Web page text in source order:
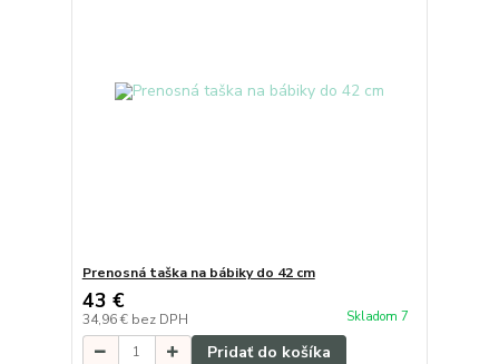
Prenosná taška na bábiky do 42 cm
43 €
34,96 € bez DPH Skladom 7
Pridať do košíka